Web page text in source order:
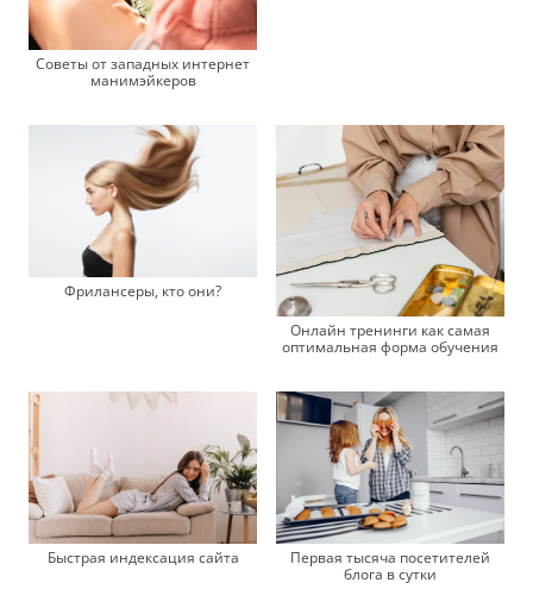
Советы от западных интернет
манимэйкеров
Фрилансеры, кто они?
Онлайн тренинги как самая
оптимальная форма обучения
Быстрая индексация сайта
Первая тысяча посетителей
блога в сутки